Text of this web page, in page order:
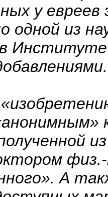
у евреев
одной из
А